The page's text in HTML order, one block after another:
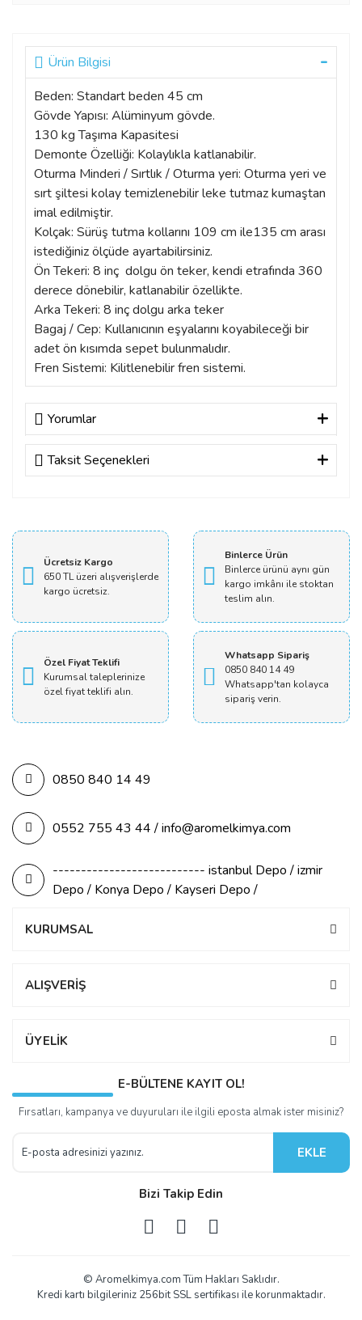
Ürün Bilgisi
Beden: Standart beden 45 cm
Gövde Yapısı: Alüminyum gövde.
130 kg Taşıma Kapasitesi
Demonte Özelliği: Kolaylıkla katlanabilir.
Oturma Minderi / Sırtlık / Oturma yeri: Oturma yeri ve
sırt şiltesi kolay temizlenebilir leke tutmaz kumaştan
imal edilmiştir.
Kolçak: Sürüş tutma kollarını 109 cm ile135 cm arası
istediğiniz ölçüde ayartabilirsiniz.
Ön Tekeri: 8 inç dolgu ön teker, kendi etrafında 360
derece dönebilir, katlanabilir özellikte.
Arka Tekeri: 8 inç dolgu arka teker
Bagaj / Cep: Kullanıcının eşyalarını koyabileceği bir
adet ön kısımda sepet bulunmalıdır.
Fren Sistemi: Kilitlenebilir fren sistemi.
Yorumlar
Bu ürüne ilk yorumu siz yapın!
Taksit Seçenekleri
Ücretsiz Kargo
650 TL üzeri alışverişlerde
kargo ücretsiz.
Binlerce Ürün
Binlerce ürünü aynı gün
kargo imkânı ile stoktan
teslim alın.
Özel Fiyat Teklifi
Kurumsal taleplerinize
özel fiyat teklifi alın.
Whatsapp Sipariş
0850 840 14 49
Whatsapp'tan kolayca
sipariş verin.
0850 840 14 49
0552 755 43 44 / info@aromelkimya.com
--------------------------- istanbul Depo / izmir
Depo / Konya Depo / Kayseri Depo /
KURUMSAL
ALIŞVERİŞ
ÜYELİK
E-BÜLTENE KAYIT OL!
Fırsatları, kampanya ve duyuruları ile ilgili eposta almak ister misiniz?
EKLE
Bizi Takip Edin
© Aromelkimya.com Tüm Hakları Saklıdır.
Kredi kartı bilgileriniz 256bit SSL sertifikası ile korunmaktadır.